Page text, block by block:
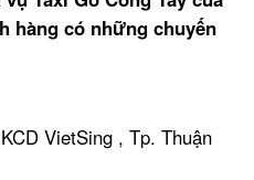
hàng có những chuyến
VietSing , Tp. Thuận